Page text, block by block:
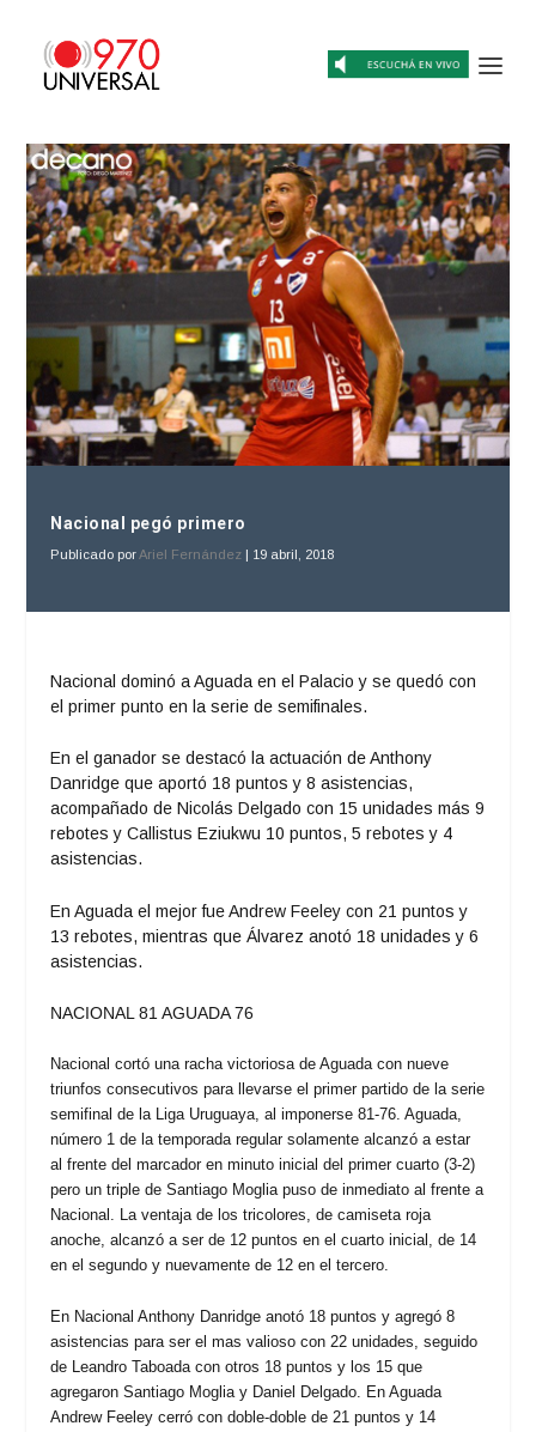
Nacional pegó primero
Publicado porAriel Fernández | 19 abril, 2018
Nacional dominó a Aguada en el Palacio y se quedó con
el primer punto en la serie de semifinales.
En el ganador se destacó la actuación de Anthony
Danridge que aportó 18 puntos y 8 asistencias,
acompañado de Nicolás Delgado con 15 unidades más 9
rebotes y Callistus Eziukwu 10 puntos, 5 rebotes y 4
asistencias.
En Aguada el mejor fue Andrew Feeley con 21 puntos y
13 rebotes, mientras que Álvarez anotó 18 unidades y 6
asistencias.
NACIONAL 81 AGUADA 76
Nacional cortó una racha victoriosa de Aguada con nueve
triunfos consecutivos para llevarse el primer partido de la serie
semifinal de la Liga Uruguaya, al imponerse 81-76. Aguada,
número 1 de la temporada regular solamente alcanzó a estar
al frente del marcador en minuto inicial del primer cuarto (3-2)
pero un triple deSantiago Moglia puso de inmediato al frente a
Nacional. La ventaja de los tricolores, de camiseta roja
anoche, alcanzó a ser de 12 puntos en el cuarto inicial, de 14
en el segundo y nuevamente de 12 en el tercero.
En Nacional Anthony Danridge anotó 18 puntos y agregó 8
asistencias para ser el mas valioso con 22 unidades, seguido
de Leandro Taboada con otros 18 puntos y los 15 que
agregaron Santiago Moglia y Daniel Delgado. En Aguada
Andrew Feeley cerró con doble-doble de 21 puntos y 14